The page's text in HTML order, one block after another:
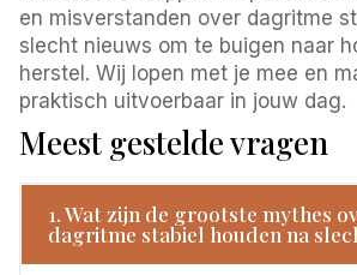
en misverstanden over dagritme
slecht nieuws om te buigen naar
herstel. Wij lopen met je mee en
praktisch uitvoerbaar in jouw dag.
Meest gestelde vragen
1. Wat zijn de grootste mythes
dagritme stabiel houden na